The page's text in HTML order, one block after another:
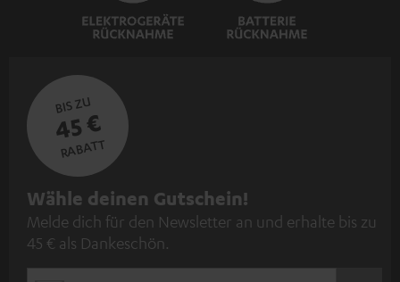
BIS ZU
45 €
RABATT
N
e
w
Wähle deinen Gutschein!
Melde dich für den Newsletter an und erhalte bis zu
45 € als Dankeschön.